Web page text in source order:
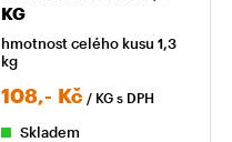
KG
hmotnost celého kusu 1,3
kg
108,- Kč / KG s DPH
Skladem